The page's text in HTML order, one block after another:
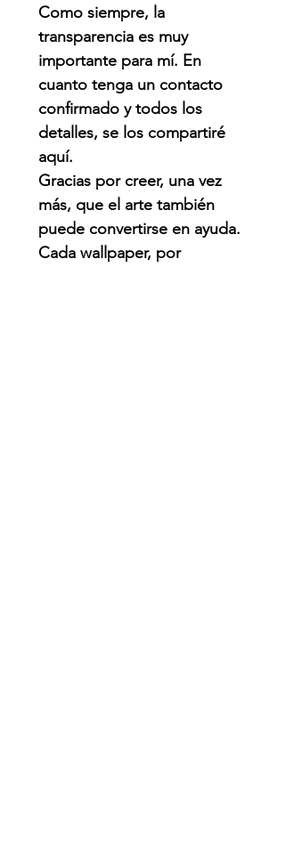
Como siempre, la
transparencia es muy
importante para mí. En
cuanto tenga un contacto
confirmado y todos los
detalles, se los compartiré
aquí.
Gracias por creer, una vez
más, que el arte también
puede convertirse en ayuda.
Cada wallpaper, por